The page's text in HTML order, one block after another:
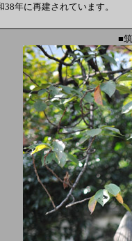
年に再建されています。
■